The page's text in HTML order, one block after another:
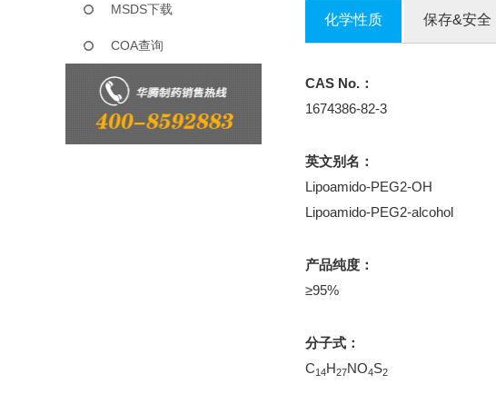
MSDS下载
COA查询
化学性质 保存&安全
CAS No.：
1674386-82-3
英文别名：
Lipoamido-PEG2-OH
Lipoamido-PEG2-alcohol
产品纯度：
≥95%
分子式：
C14H27NO4S2